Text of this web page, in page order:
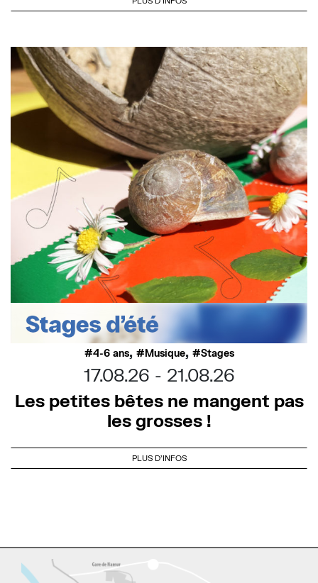
4-6 ans, Musique, Stages
17.08.26
21.08.26
Les petites bêtes ne mangent pas
les grosses !
PLUS D'INFOS